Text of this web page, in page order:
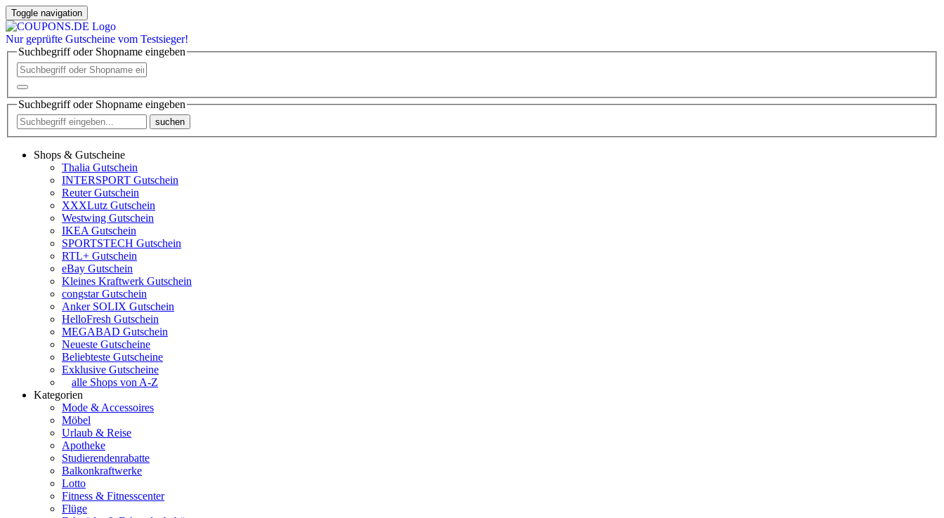
Toggle navigation
Nur geprüfte Gutscheine vom Testsieger!
Suchbegriff oder Shopname eingeben
Suchbegriff oder Shopname eingeben
suchen
Shops & Gutscheine
Thalia Gutschein
INTERSPORT Gutschein
Reuter Gutschein
XXXLutz Gutschein
Westwing Gutschein
IKEA Gutschein
SPORTSTECH Gutschein
RTL+ Gutschein
eBay Gutschein
Kleines Kraftwerk Gutschein
congstar Gutschein
Anker SOLIX Gutschein
HelloFresh Gutschein
MEGABAD Gutschein
Neueste Gutscheine
Beliebteste Gutscheine
Exklusive Gutscheine
alle Shops von A-Z
Kategorien
Mode & Accessoires
Möbel
Urlaub & Reise
Apotheke
Studierendenrabatte
Balkonkraftwerke
Lotto
Fitness & Fitnesscenter
Flüge